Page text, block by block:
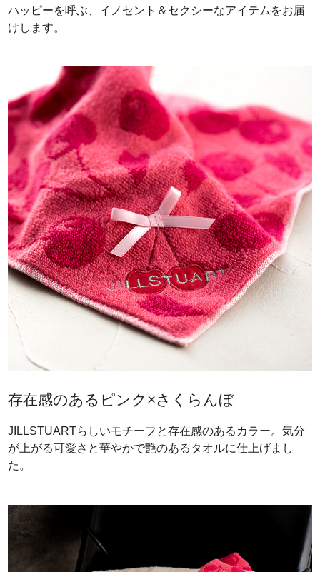
ハッピーを呼ぶ、イノセント＆セクシーなアイテムをお届
けします。
存在感のあるピンク×さくらんぼ
JILLSTUARTらしいモチーフと存在感のあるカラー。気分
が上がる可愛さと華やかで艶のあるタオルに仕上げまし
た。